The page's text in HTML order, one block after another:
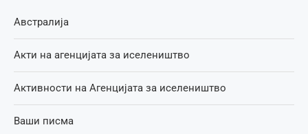
Австралија
Акти на агенцијата за иселеништво
Активности на Агенцијата за иселеништво
Ваши писма